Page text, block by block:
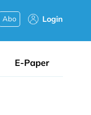
E-Paper
Abo Login